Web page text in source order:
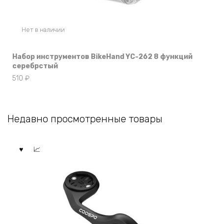
Нет в наличии
Набор инструментов BikeHand YC-262 8 функций
серебрстый
510 ₽
Недавно просмотренные товары